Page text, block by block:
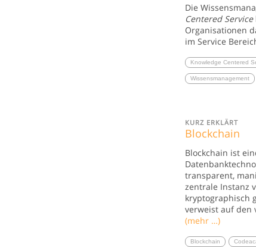
Die
Centered Service
Organisationen
im Service
Knowledge Centered
Wissensmanagement
KURZ ERKLÄRT
Blockchain
Blockchain ist
transparent,
zentrale Instanz
kryptographisch
verweist auf den
(mehr …)
Blockchain